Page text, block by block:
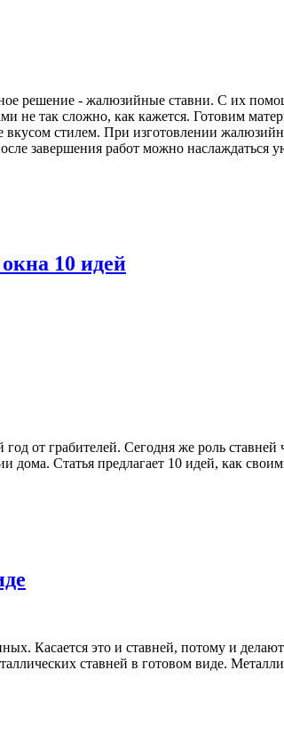
решение - жалюзийные ставни. С их
не так сложно, как кажется. Готовим
стилем. При изготовлении
завершения работ можно
10 идей
от грабителей. Сегодня же роль ставней
Статья предлагает 10 идей, как
Касается это и ставней, потому и
ставней в готовом виде.